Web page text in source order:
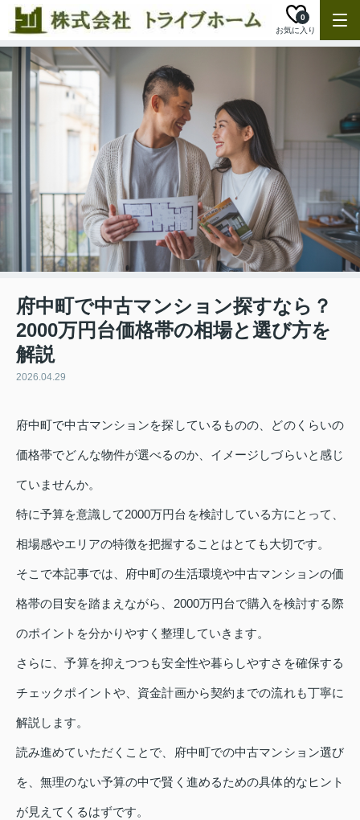
お気に入り
0
府中町で中古マンション探すなら？
2000万円台価格帯の相場と選び方を
解説
2026.04.29
府中町で中古マンションを探しているものの、どのくらいの
価格帯でどんな物件が選べるのか、イメージしづらいと感じ
ていませんか。
特に予算を意識して2000万円台を検討している方にとって、
相場感やエリアの特徴を把握することはとても大切です。
そこで本記事では、府中町の生活環境や中古マンションの価
格帯の目安を踏まえながら、2000万円台で購入を検討する際
のポイントを分かりやすく整理していきます。
さらに、予算を抑えつつも安全性や暮らしやすさを確保する
チェックポイントや、資金計画から契約までの流れも丁寧に
解説します。
読み進めていただくことで、府中町での中古マンション選び
を、無理のない予算の中で賢く進めるための具体的なヒント
が見えてくるはずです。